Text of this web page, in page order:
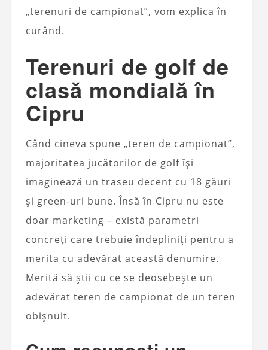
„terenuri de campionat”, vom explica în
curând.
Terenuri de golf de
clasă mondială în
Cipru
Când cineva spune „teren de campionat”,
majoritatea jucătorilor de golf își
imaginează un traseu decent cu 18 găuri
și green-uri bune. Însă în Cipru nu este
doar marketing – există parametri
concreți care trebuie îndepliniți pentru a
merita cu adevărat această denumire.
Merită să știi cu ce se deosebește un
adevărat teren de campionat de un teren
obișnuit.